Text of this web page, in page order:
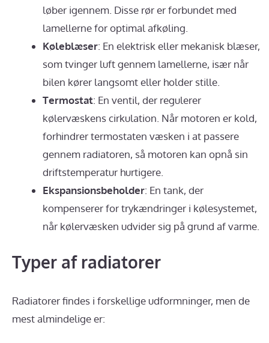
løber igennem. Disse rør er forbundet med
lamellerne for optimal afkøling.
Køleblæser: En elektrisk eller mekanisk blæser,
som tvinger luft gennem lamellerne, især når
bilen kører langsomt eller holder stille.
Termostat: En ventil, der regulerer
kølervæskens cirkulation. Når motoren er kold,
forhindrer termostaten væsken i at passere
gennem radiatoren, så motoren kan opnå sin
driftstemperatur hurtigere.
Ekspansionsbeholder: En tank, der
kompenserer for trykændringer i kølesystemet,
når kølervæsken udvider sig på grund af varme.
Typer af radiatorer
Radiatorer findes i forskellige udformninger, men de
mest almindelige er: